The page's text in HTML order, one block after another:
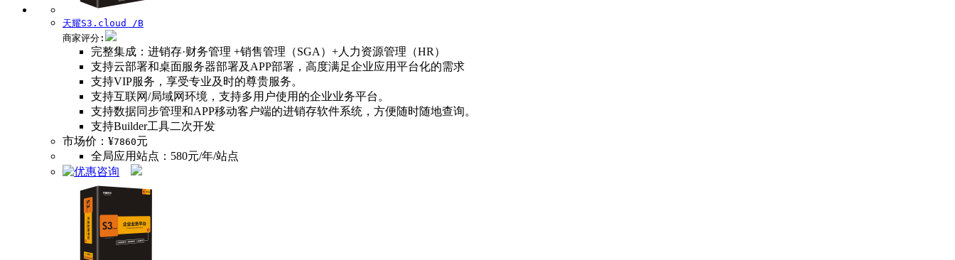
天耀S3.cloud /B
商家评分:
完整集成：进销存·财务管理 +销售管理（SGA）+人力资源管理（HR）
支持云部署和桌面服务器部署及APP部署，高度满足企业应用平台化的需求
支持VIP服务，享受专业及时的尊贵服务。
支持互联网/局域网环境，支持多用户使用的企业业务平台。
支持数据同步管理和APP移动客户端的进销存软件系统，方便随时随地查询。
支持Builder工具二次开发
市场价：¥7860元
全局应用站点：580元/年/站点